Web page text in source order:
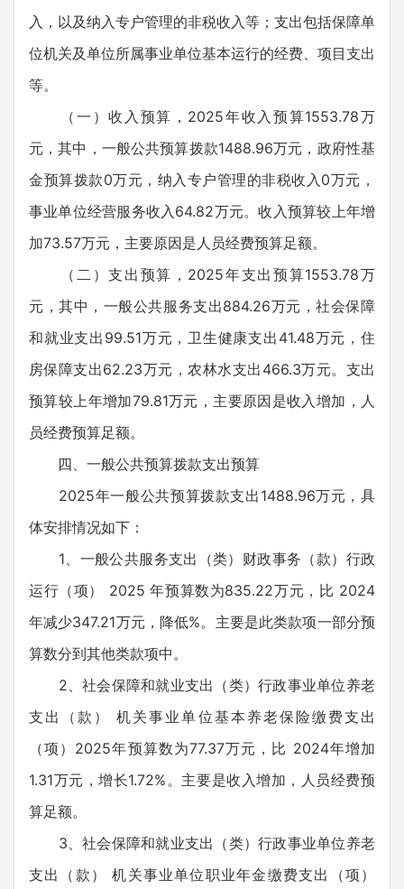
入，以及纳入专户管理的非税收入等；支出包括保障单
位机关及单位所属事业单位基本运行的经费、项目支出
等。
（一）收入预算，2025年收入预算1553.78万
元，其中，一般公共预算拨款1488.96万元，政府性基
金预算拨款0万元，纳入专户管理的非税收入0万元，
事业单位经营服务收入64.82万元。收入预算较上年增
加73.57万元，主要原因是人员经费预算足额。
（二）支出预算，2025年支出预算1553.78万
元，其中，一般公共服务支出884.26万元，社会保障
和就业支出99.51万元，卫生健康支出41.48万元，住
房保障支出62.23万元，农林水支出466.3万元。支出
预算较上年增加79.81万元，主要原因是收入增加，人
员经费预算足额。
四、一般公共预算拨款支出预算
2025年一般公共预算拨款支出1488.96万元，具
体安排情况如下：
1、一般公共服务支出（类）财政事务（款）行政
运行（项） 2025 年预算数为835.22万元，比 2024
年减少347.21万元，降低%。主要是此类款项一部分预
算数分到其他类款项中。
2、社会保障和就业支出（类）行政事业单位养老
支出（款） 机关事业单位基本养老保险缴费支出
（项）2025年预算数为77.37万元，比 2024年增加
1.31万元，增长1.72%。主要是收入增加，人员经费预
算足额。
3、社会保障和就业支出（类）行政事业单位养老
支出（款） 机关事业单位职业年金缴费支出（项）